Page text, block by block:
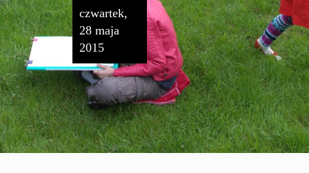
czwartek,
28 maja
2015